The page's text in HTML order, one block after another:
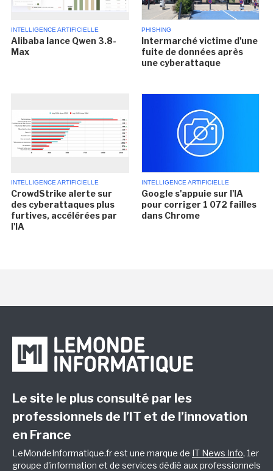
INTELLIGENCE ARTIFICIELLE
Alibaba lance Qwen 3.8-
Max
PHISHING
Intermarché victime d'une
fuite de données après
une cyberattaque
INTELLIGENCE ARTIFICIELLE
CrowdStrike alerte sur
des cyberattaques plus
furtives, accélérées par
l'IA
INTELLIGENCE ARTIFICIELLE
Google s'appuie sur l'IA
pour corriger 1 072 failles
dans Chrome
Le site le plus consulté par les
professionnels de l’IT et de l’innovation
en France
LeMondeInformatique.fr est une marque de IT News Info, 1er
groupe d'information et de services dédié aux professionnels